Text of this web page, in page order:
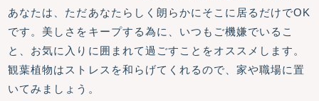
あなたは、ただあなたらしく朗らかにそこに居るだけでOK
です。美しさをキープする為に、いつもご機嫌でいるこ
と、お気に入りに囲まれて過ごすことをオススメします。
観葉植物はストレスを和らげてくれるので、家や職場に置
いてみましょう。